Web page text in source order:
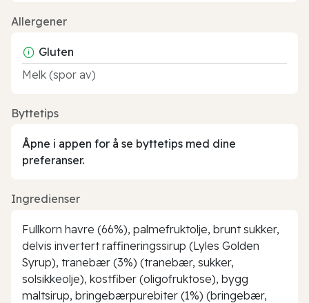
Allergener
Gluten
Melk (spor av)
Byttetips
Åpne i appen for å se byttetips med dine
preferanser.
Ingredienser
Fullkorn havre (66%), palmefruktolje, brunt sukker,
delvis invertert raffineringssirup (Lyles Golden
Syrup), tranebær (3%) (tranebær, sukker,
solsikkeolje), kostfiber (oligofruktose), bygg
maltsirup, bringebærpurebiter (1%) (bringebær,